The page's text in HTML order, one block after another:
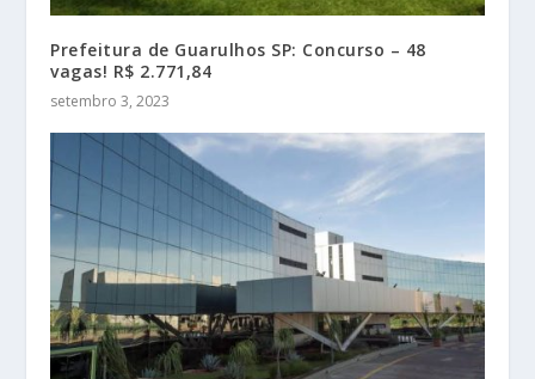
Prefeitura de Guarulhos SP: Concurso – 48
vagas! R$ 2.771,84
setembro 3, 2023